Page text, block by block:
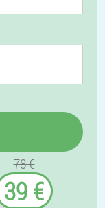
78 €
39 €